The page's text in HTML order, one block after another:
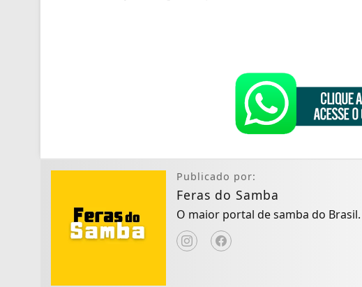
Publicado por:
Feras do Samba
O maior portal de samba do Brasil.